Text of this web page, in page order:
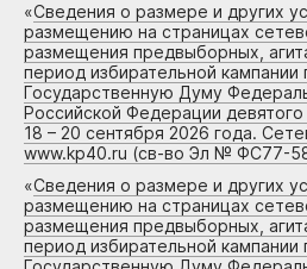
«Сведения о размере и других
размещению на страницах
размещения предвыборных,
период избирательной
Государственную Думу
Российской Федерации
18 – 20 сентября 2026 года.
www.kp40.ru (св-во Эл № ФС77-
«Сведения о размере и других
размещению на страницах
размещения предвыборных,
период избирательной